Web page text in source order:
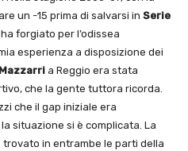
un -15 prima di salvarsi in Serie
forgiato per l’odissea
esperienza a disposizione dei
a Reggio era stata
che la gente tuttora ricorda.
che il gap iniziale era
situazione si è complicata. La
in entrambe le parti della